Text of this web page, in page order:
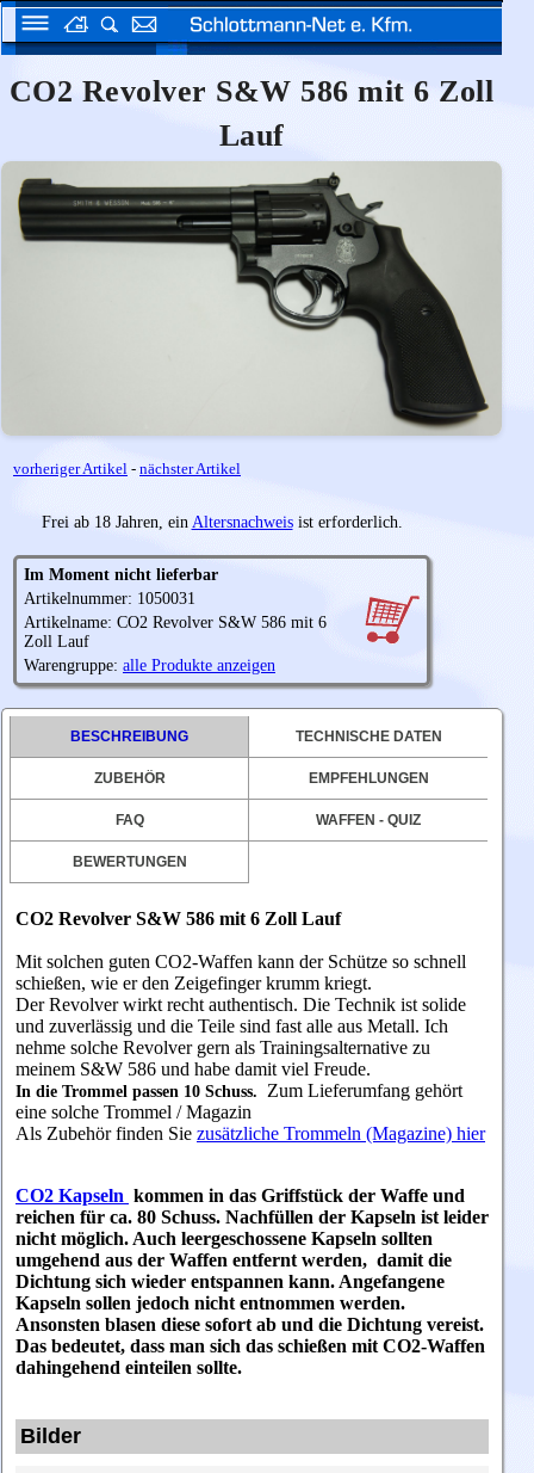
CO2 Revolver S&W 586 mit 6 Zoll
Lauf
vorheriger Artikel - nächster Artikel
Frei ab 18 Jahren, ein Altersnachweisist erforderlich.
Im Moment nicht lieferbar
Artikelnummer: 1050031
Artikelname: CO2 Revolver S&W 586 mit 6
Zoll Lauf
Warengruppe: alle Produkte anzeigen
BESCHREIBUNG TECHNISCHE DATEN
ZUBEHÖR EMPFEHLUNGEN
FAQ WAFFEN - QUIZ
BEWERTUNGEN
CO2 Revolver S&W 586 mit 6 Zoll Lauf
Mit solchen guten CO2-Waffen kann der Schütze so schnell
schießen, wie er den Zeigefinger krumm kriegt.
Der Revolver wirkt recht authentisch. Die Technik ist solide
und zuverlässig und die Teile sind fast alle aus Metall. Ich
nehme solche Revolver gern als Trainingsalternative zu
meinem S&W 586 und habe damit viel Freude.
In die Trommel passen 10 Schuss.
Zum Lieferumfang gehört
eine solche Trommel / Magazin
Als Zubehör finden Sie zusätzliche Trommeln (Magazine) hier
CO2 Kapseln kommen in das Griffstück der Waffe und
reichen für ca. 80 Schuss. Nachfüllen der Kapseln ist leider
nicht möglich. Auch leergeschossene Kapseln sollten
umgehend aus der Waffen entfernt werden, damit die
Dichtung sich wieder entspannen kann. Angefangene
Kapseln sollen jedoch nicht entnommen werden.
Ansonsten blasen diese sofort ab und die Dichtung vereist.
Das bedeutet, dass man sich das schießen mit CO2-Waffen
dahingehend einteilen sollte.
Bilder